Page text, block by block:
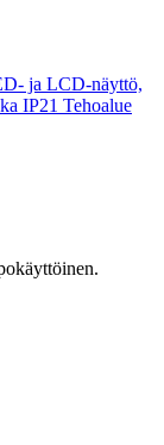
ja LCD-näyttö,
IP21 Tehoalue